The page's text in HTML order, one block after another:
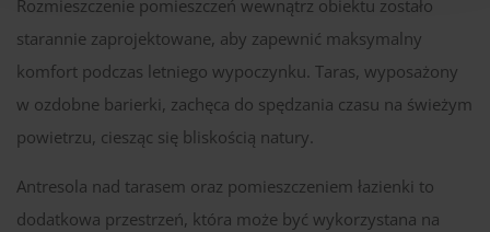
Rozmieszczenie pomieszczeń wewnątrz obiektu zostało
starannie zaprojektowane, aby zapewnić maksymalny
komfort podczas letniego wypoczynku. Taras, wyposażony
w ozdobne barierki, zachęca do spędzania czasu na świeżym
powietrzu, ciesząc się bliskością natury.
Antresola nad tarasem oraz pomieszczeniem łazienki to
dodatkowa przestrzeń, która może być wykorzystana na